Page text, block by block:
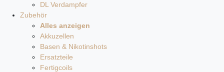
DL Verdampfer
Zubehör
Alles anzeigen
Akkuzellen
Basen & Nikotinshots
Ersatzteile
Fertigcoils